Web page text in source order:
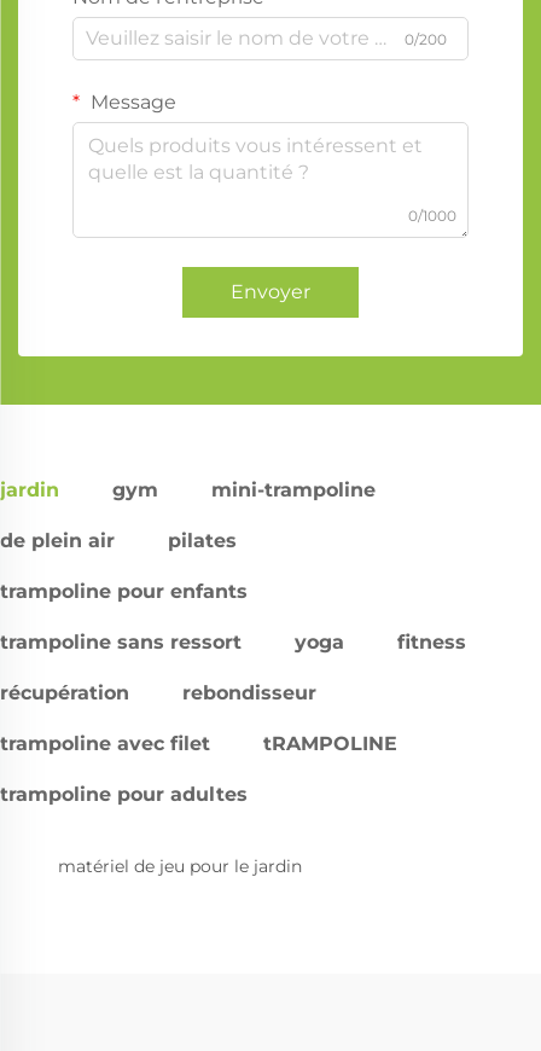
0/200
Message
0/1000
Envoyer
jardin gym mini-trampoline
de plein air pilates
trampoline pour enfants
trampoline sans ressort yoga fitness
récupération rebondisseur
trampoline avec filet tRAMPOLINE
trampoline pour adultes
matériel de jeu pour le jardin